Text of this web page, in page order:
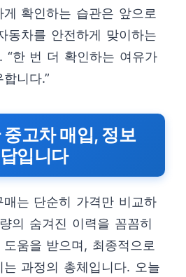
확인하는 습관은 앞으로
동차를 안전하게 맞이하는
“한 번 더 확인하는 여유가
니다.”
고차 매입, 정보
입니다
는 단순히 가격만 비교하
의 숨겨진 이력을 꼼꼼히
움을 받으며, 최종적으로
과정의 총체입니다. 오늘